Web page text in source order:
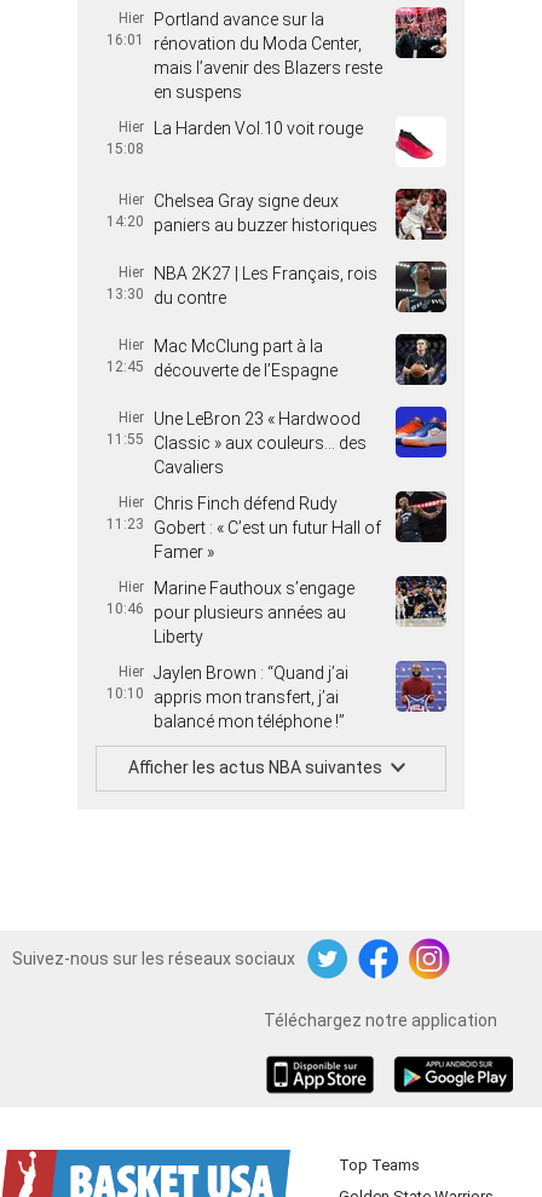
Hier
16:01
Portland avance sur la
rénovation du Moda Center,
mais l’avenir des Blazers reste
en suspens
Hier
15:08
La Harden Vol.10 voit rouge
Hier
14:20
Chelsea Gray signe deux
paniers au buzzer historiques
Hier
13:30
NBA 2K27 | Les Français, rois
du contre
Hier
12:45
Mac McClung part à la
découverte de l’Espagne
Hier
11:55
Une LeBron 23 « Hardwood
Classic » aux couleurs… des
Cavaliers
Hier
11:23
Chris Finch défend Rudy
Gobert : « C’est un futur Hall of
Famer »
Hier
10:46
Marine Fauthoux s’engage
pour plusieurs années au
Liberty
Hier
10:10
Jaylen Brown : “Quand j’ai
appris mon transfert, j’ai
balancé mon téléphone !”
Afficher les actus NBA suivantes
Suivez-nous sur les réseaux sociaux
TwitterFacebookInstagram
Téléchargez notre application
Top Teams